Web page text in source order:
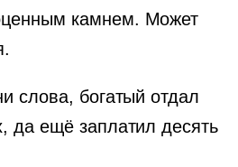
камнем. Может
слова, богатый отдал
да ещё заплатил десять